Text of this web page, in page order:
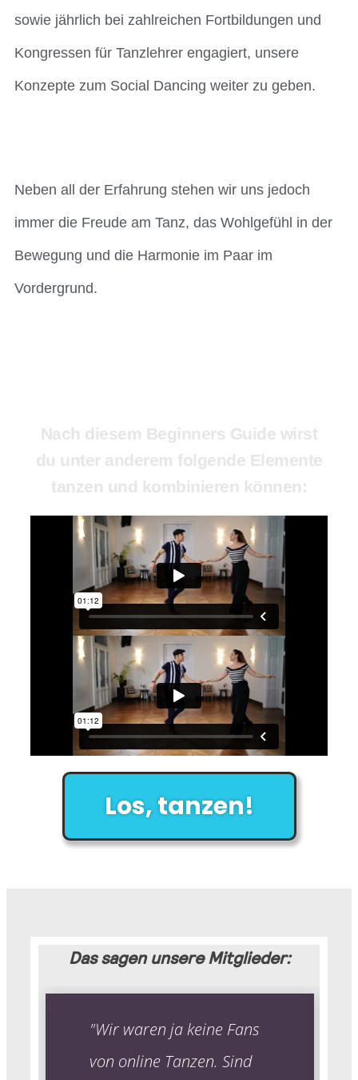
sowie jährlich bei zahlreichen Fortbildungen und
Kongressen für Tanzlehrer engagiert, unsere
Konzepte zum Social Dancing weiter zu geben.
Neben all der Erfahrung stehen wir uns jedoch
immer die Freude am Tanz, das Wohlgefühl in der
Bewegung und die Harmonie im Paar im
Vordergrund.
Nach diesem Beginners Guide wirst
du unter anderem folgende Elemente
tanzen und kombinieren können:
Los, tanzen!
Das sagen unsere Mitglieder:
"Wir waren ja keine Fans
von online Tanzen. Sind